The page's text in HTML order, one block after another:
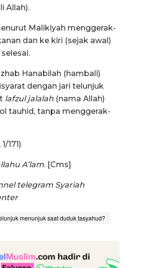
Allah).
Malikiyah menggerak-
dan ke kiri (sejak awal)
Hanabilah (hambali)
dengan jari telunjuk
lafzul jalalah (nama Allah)
tauhid, tanpa menggerak-
171)
A’lam. [Cms]
telegram Syariah
menunjuk saat duduk tasyahud?